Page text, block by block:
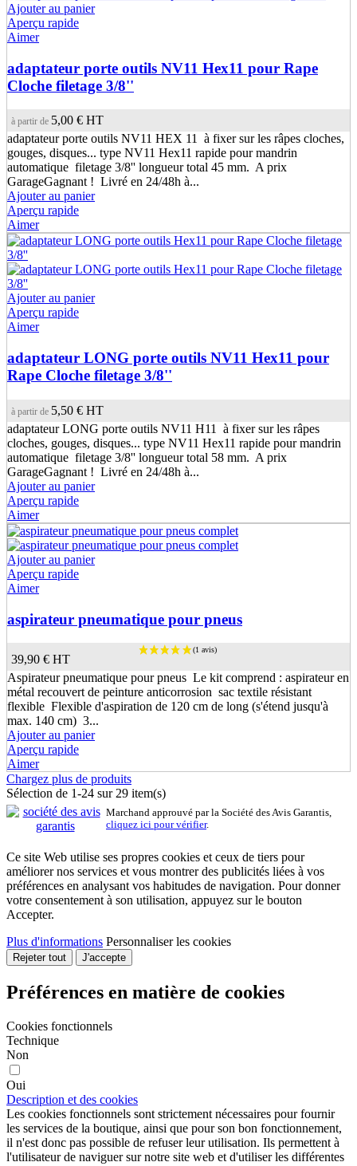
Ajouter au panier
Aperçu rapide
Aimer
adaptateur porte outils NV11 Hex11 pour Rape
Cloche filetage 3/8''
à partir de 5,00 € HT
adaptateur porte outils NV11 HEX 11 à fixer sur les râpes cloches,
gouges, disques... type NV11 Hex11 rapide pour mandrin
automatique filetage 3/8'' longueur total 45 mm. A prix
GarageGagnant ! Livré en 24/48h à...
Ajouter au panier
Aperçu rapide
Aimer
Ajouter au panier
Aperçu rapide
Aimer
adaptateur LONG porte outils NV11 Hex11 pour
Rape Cloche filetage 3/8''
à partir de 5,50 € HT
adaptateur LONG porte outils NV11 H11 à fixer sur les râpes
cloches, gouges, disques... type NV11 Hex11 rapide pour mandrin
automatique filetage 3/8'' longueur total 58 mm. A prix
GarageGagnant ! Livré en 24/48h à...
Ajouter au panier
Aperçu rapide
Aimer
Ajouter au panier
Aperçu rapide
Aimer
aspirateur pneumatique pour pneus
39,90 € HT
Aspirateur pneumatique pour pneus Le kit comprend : aspirateur en
métal recouvert de peinture anticorrosion sac textile résistant
flexible Flexible d'aspiration de 120 cm de long (s'étend jusqu'à
max. 140 cm) 3...
Ajouter au panier
Aperçu rapide
Aimer
Chargez plus de produits
Sélection de 1-24 sur 29 item(s)
Marchand approuvé par la Société des Avis Garantis,
cliquez ici pour vérifier.
Ce site Web utilise ses propres cookies et ceux de tiers pour
améliorer nos services et vous montrer des publicités liées à vos
préférences en analysant vos habitudes de navigation. Pour donner
votre consentement à son utilisation, appuyez sur le bouton
Accepter.
Plus d'informations Personnaliser les cookies
Rejeter tout J'accepte
Préférences en matière de cookies
Cookies fonctionnels
Technique
Non
Oui
Description et des cookies
Les cookies fonctionnels sont strictement nécessaires pour fournir
les services de la boutique, ainsi que pour son bon fonctionnement,
il n'est donc pas possible de refuser leur utilisation. Ils permettent à
l'utilisateur de naviguer sur notre site web et d'utiliser les différentes